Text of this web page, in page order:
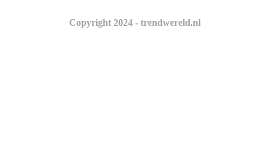
Copyright 2024 - trendwereld.nl